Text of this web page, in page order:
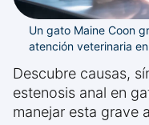
Un gato Maine Coon
atención veterinaria
Descubre causas,
estenosis anal en
manejar esta grave